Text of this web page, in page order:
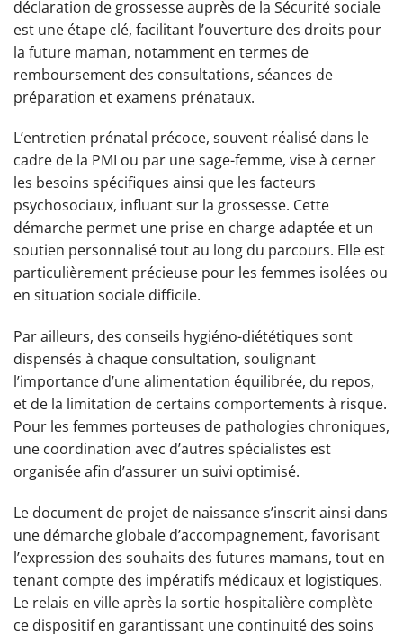
déclaration de grossesse auprès de la Sécurité sociale
est une étape clé, facilitant l’ouverture des droits pour
la future maman, notamment en termes de
remboursement des consultations, séances de
préparation et examens prénataux.
L’entretien prénatal précoce, souvent réalisé dans le
cadre de la PMI ou par une sage-femme, vise à cerner
les besoins spécifiques ainsi que les facteurs
psychosociaux, influant sur la grossesse. Cette
démarche permet une prise en charge adaptée et un
soutien personnalisé tout au long du parcours. Elle est
particulièrement précieuse pour les femmes isolées ou
en situation sociale difficile.
Par ailleurs, des conseils hygiéno-diététiques sont
dispensés à chaque consultation, soulignant
l’importance d’une alimentation équilibrée, du repos,
et de la limitation de certains comportements à risque.
Pour les femmes porteuses de pathologies chroniques,
une coordination avec d’autres spécialistes est
organisée afin d’assurer un suivi optimisé.
Le document de projet de naissance s’inscrit ainsi dans
une démarche globale d’accompagnement, favorisant
l’expression des souhaits des futures mamans, tout en
tenant compte des impératifs médicaux et logistiques.
Le relais en ville après la sortie hospitalière complète
ce dispositif en garantissant une continuité des soins